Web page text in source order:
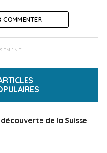
COMMENTER
de la Suisse